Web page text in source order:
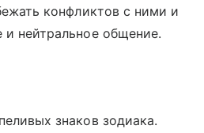
конфликтов с ними и
нейтральное общение.
знаков зодиака.